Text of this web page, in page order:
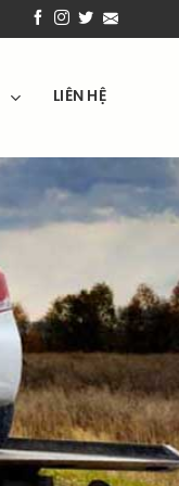
LIÊN HỆ